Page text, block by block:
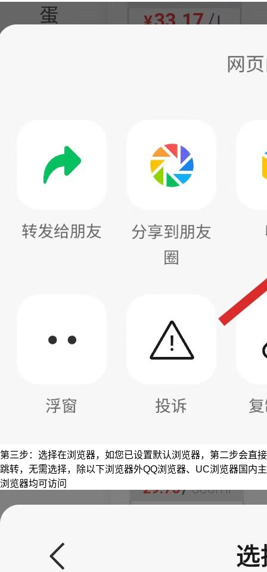
第三步：选择在浏览器，如您已设置默认浏览器，第二步会直接
跳转，无需选择，除以下浏览器外QQ浏览器、UC浏览器国内主
浏览器均可访问